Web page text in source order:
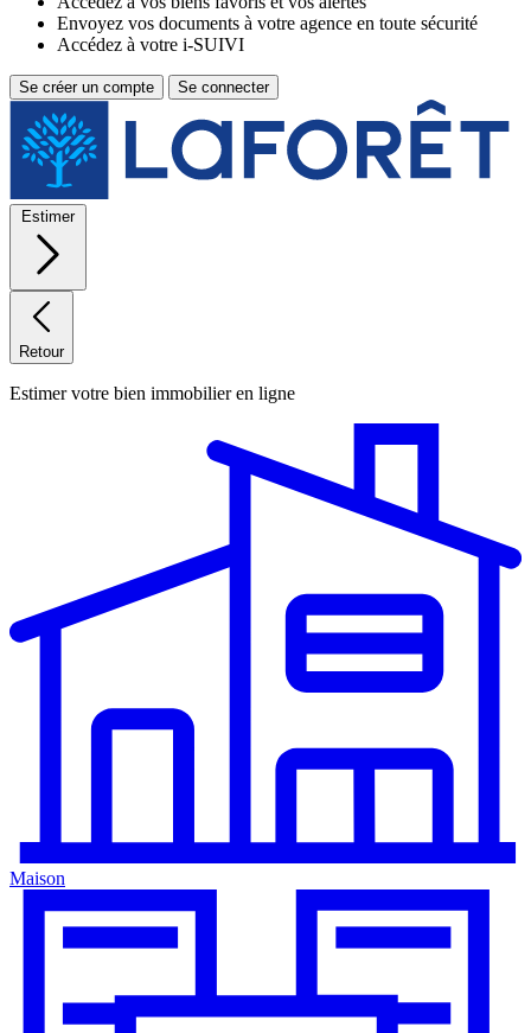
Envoyez vos documents à votre agence en toute sécurité
Accédez à votre i-SUIVI
Se créer un compte Se connecter
Estimer
Retour
Estimer votre bien immobilier en ligne
Maison